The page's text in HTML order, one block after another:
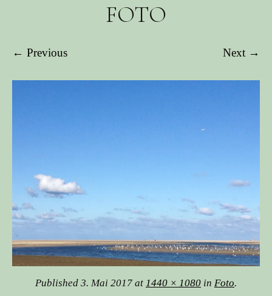
FOTO
← Previous Next →
Published 3. Mai 2017 at 1440 × 1080 in Foto.